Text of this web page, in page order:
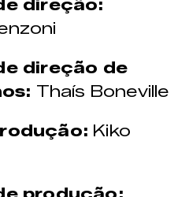
direção:
direção de
Thaís Boneville
Kiko